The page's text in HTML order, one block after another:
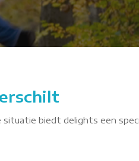
biedt delights een